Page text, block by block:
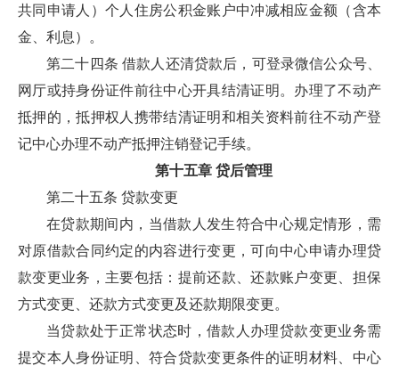
共同申请人）个人住房公积金账户中冲减相应金额（含本
金、利息）。
第二十四条 借款人还清贷款后，可登录微信公众号、
网厅或持身份证件前往中心开具结清证明。办理了不动产
抵押的，抵押权人携带结清证明和相关资料前往不动产登
记中心办理不动产抵押注销登记手续。
第十五章 贷后管理
第二十五条 贷款变更
在贷款期间内，当借款人发生符合中心规定情形，需
对原借款合同约定的内容进行变更，可向中心申请办理贷
款变更业务，主要包括：提前还款、还款账户变更、担保
方式变更、还款方式变更及还款期限变更。
当贷款处于正常状态时，借款人办理贷款变更业务需
提交本人身份证明、符合贷款变更条件的证明材料、中心